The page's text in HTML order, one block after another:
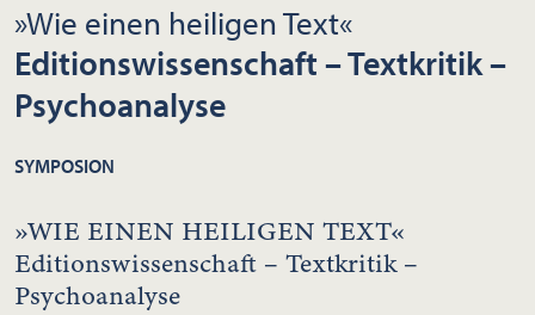
»Wie einen heiligen Text«
Editionswissenschaft – Textkritik –
Psychoanalyse
SYMPOSION
»WIE EINEN HEILIGEN TEXT«
Editionswissenschaft – Textkritik –
Psychoanalyse